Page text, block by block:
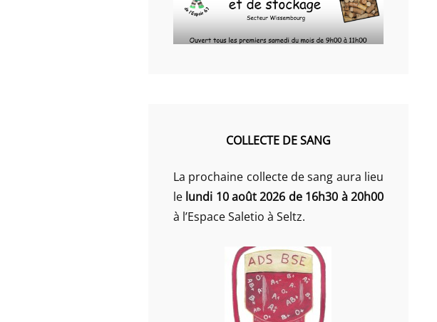
COLLECTE DE SANG
La prochaine collecte de sang aura lieu
le lundi 10 août 2026 de 16h30 à 20h00
à l’Espace Saletio à Seltz.